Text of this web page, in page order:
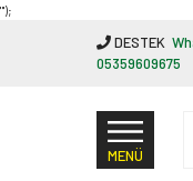
"');
DESTEK
05359609675
MENÜ